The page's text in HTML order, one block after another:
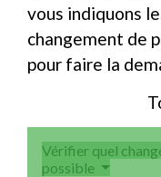
vous indiquons
changement de
pour faire la
Vérifier quel
possible